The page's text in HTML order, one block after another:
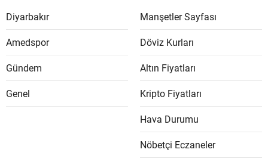
Diyarbakır
Amedspor
Gündem
Genel
Manşetler Sayfası
Döviz Kurları
Altın Fiyatları
Kripto Fiyatları
Hava Durumu
Nöbetçi Eczaneler